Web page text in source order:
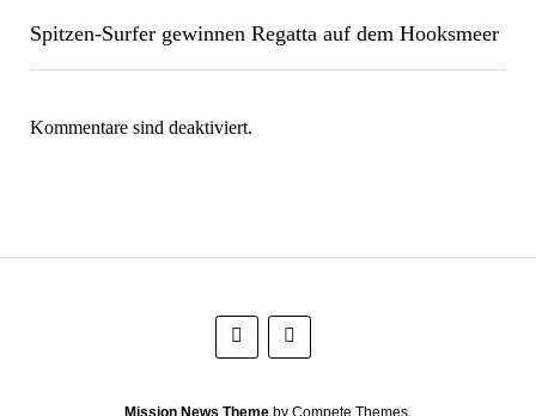
Spitzen-Surfer gewinnen Regatta auf dem Hooksmeer
Kommentare sind deaktiviert.
Mission News Theme by Compete Themes.